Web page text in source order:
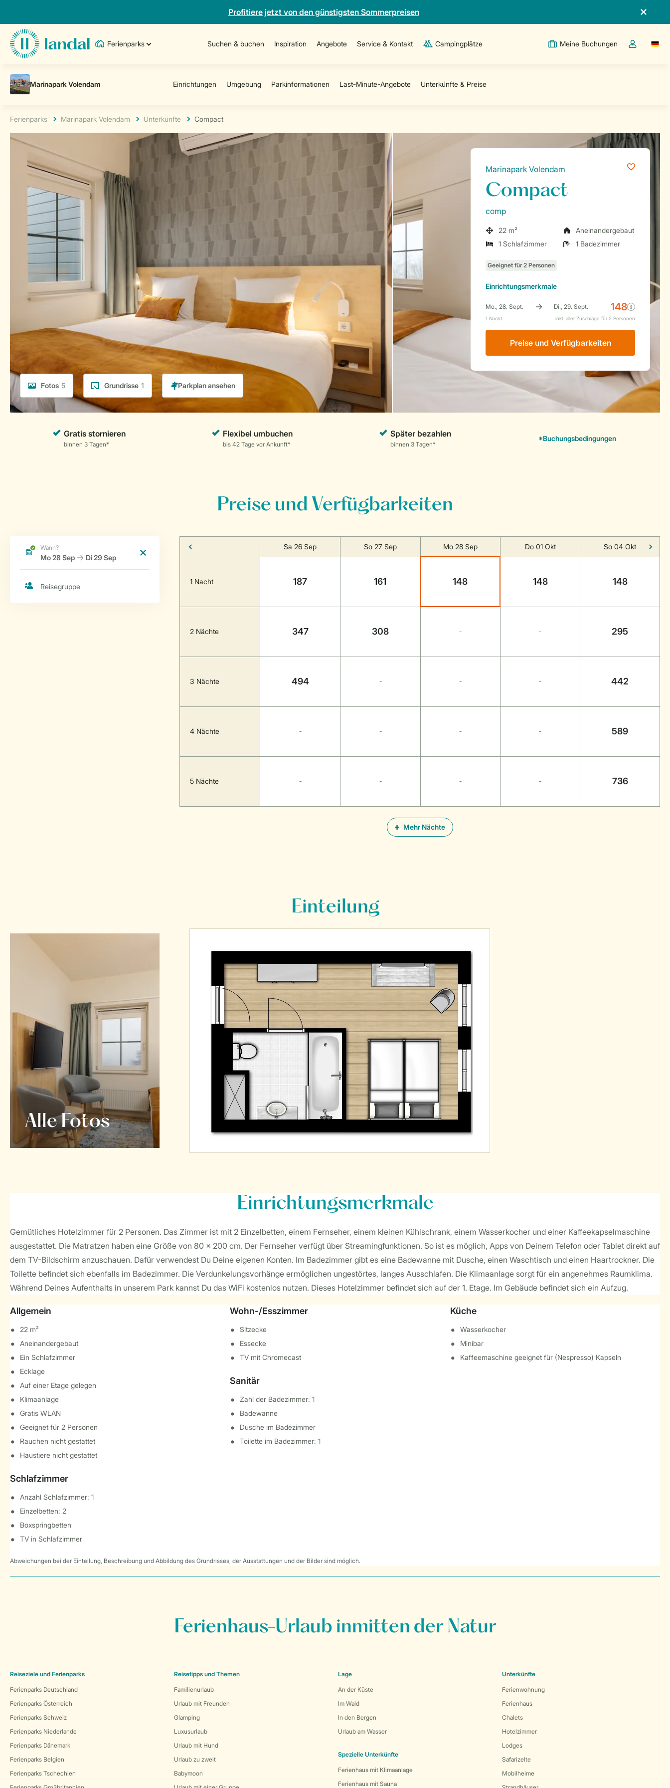
Profitiere jetzt von den günstigsten Sommerpreisen
Ferienparks Suchen & buchen Inspiration Angebote Service & Kontakt Campingplätze Meine Buchungen
Dropdown-
Ferienparks Marinapark Volendam Unterkünfte Compact
Fotos 5 Grundrisse 1
Marinapark Volendam
Compact
comp
22 m²
Aneinandergebaut
1 Schlafzimmer
1 Badezimmer
Einrichtungsmerkmale
Preise und Verfügbarkeiten
Preise und Verfügbarkeiten
Mehr Nächte
Sa 26 Sep So 27 Sep Mo 28 Sep Do 01 Okt So 04 Okt
1 Nacht 187 161 148 148 148
2 Nächte 347 308 - - 295
3 Nächte 494 - - - 442
4 Nächte - - - - 589
5 Nächte - - - - 736
Einteilung
Alle Fotos
Einrichtungsmerkmale
Gemütliches Hotelzimmer für 2 Personen. Das Zimmer ist mit 2 Einzelbetten, einem Fernseher, einem kleinen Kühlschrank, einem Wasserkocher und einer Kaffeekapselmaschine
ausgestattet. Die Matratzen haben eine Größe von 80 x 200 cm. Der Fernseher verfügt über Streamingfunktionen. So ist es möglich, Apps von Deinem Telefon oder Tablet direkt auf
dem TV-Bildschirm anzuschauen. Dafür verwendest Du Deine eigenen Konten. Im Badezimmer gibt es eine Badewanne mit Dusche, einen Waschtisch und einen Haartrockner. Die
Toilette befindet sich ebenfalls im Badezimmer. Die Verdunkelungsvorhänge ermöglichen ungestörtes, langes Ausschlafen. Die Klimaanlage sorgt für ein angenehmes Raumklima.
Während Deines Aufenthalts in unserem Park kannst Du das WiFi kostenlos nutzen. Dieses Hotelzimmer befindet sich auf der 1. Etage. Im Gebäude befindet sich ein Aufzug.
Allgemein
22 m²
Aneinandergebaut
Ein Schlafzimmer
Ecklage
Auf einer Etage gelegen
Klimaanlage
Gratis WLAN
Geeignet für 2 Personen
Rauchen nicht gestattet
Haustiere nicht gestattet
Schlafzimmer
Anzahl Schlafzimmer: 1
Einzelbetten: 2
Boxspringbetten
TV in Schlafzimmer
Wohn-/Esszimmer
Sitzecke
Essecke
TV mit Chromecast
Sanitär
Zahl der Badezimmer: 1
Badewanne
Dusche im Badezimmer
Toilette im Badezimmer: 1
Küche
Wasserkocher
Minibar
Kaffeemaschine geeignet für (Nespresso) Kapseln
Abweichungen bei der Einteilung, Beschreibung und Abbildung des Grundrisses, der Ausstattungen und der Bilder sind möglich.
Ferienhaus-Urlaub inmitten der Natur
Reiseziele und Ferienparks
Ferienparks Deutschland
Ferienparks Österreich
Ferienparks Schweiz
Ferienparks Niederlande
Ferienparks Dänemark
Ferienparks Belgien
Ferienparks Tschechien
Reisetipps und Themen
Familienurlaub
Urlaub mit Freunden
Glamping
Luxusurlaub
Urlaub mit Hund
Urlaub zu zweit
Babymoon
Lage
An der Küste
Im Wald
In den Bergen
Urlaub am Wasser
Spezielle Unterkünfte
Ferienhaus mit Klimaanlage
Ferienhaus mit Sauna
Unterkünfte
Ferienwohnung
Ferienhaus
Chalets
Hotelzimmer
Lodges
Safarizelte
Mobilheime